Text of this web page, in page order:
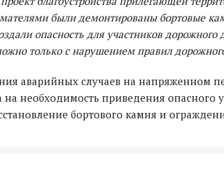
были демонтированы бортовые
опасность для участников
только с нарушением правил
аварийных случаев на напряженном
необходимость приведения опасного
бортового камня и